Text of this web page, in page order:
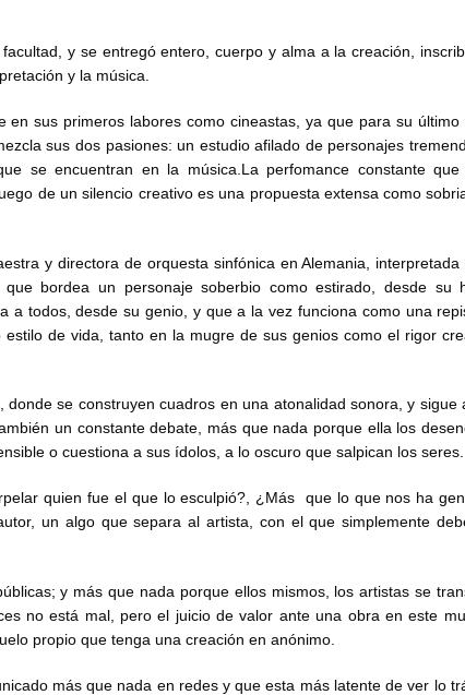
y se entregó entero, cuerpo y alma a la creación,
y la música.
sus primeros labores como cineastas, ya que para su último
sus dos pasiones: un estudio afilado de personajes
se encuentran en la música. La perfomance constante
de un silencio creativo es una propuesta extensa como
y directora de orquesta sinfónica en Alemania, interpretada
bordea un personaje soberbio como estirado, desde su
todos, desde su genio, y que a la vez funciona como una
de vida, tanto en la mugre de sus genios como el rigor
se construyen cuadros en una atonalidad sonora, y sigue
un constante debate, más que nada porque ella los
o cuestiona a sus ídolos, a lo oscuro que salpican los seres.
quien fue el que lo esculpió?, ¿Más que lo que nos ha
un algo que separa al artista, con el que simplemente
y más que nada porque ellos mismos, los artistas se
no está mal, pero el juicio de valor ante una obra en este
propio que tenga una creación en anónimo.
más que nada en redes y que esta más latente de ver lo